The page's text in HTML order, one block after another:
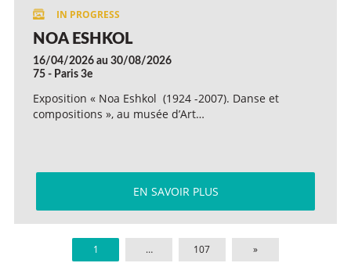
NOA ESHKOL
16/04/2026 au 30/08/2026
75 - Paris 3e
Exposition « Noa Eshkol (1924 -2007). Danse et
compositions », au musée d’Art…
EN SAVOIR PLUS
1 … 107 »